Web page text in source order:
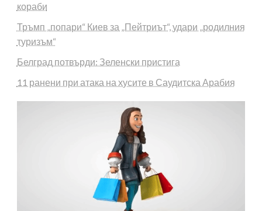
кораби
Тръмп „попари“ Киев за „Пейтриът“, удари „родилния
туризъм“
Белград потвърди: Зеленски пристига
11 ранени при атака на хусите в Саудитска Арабия